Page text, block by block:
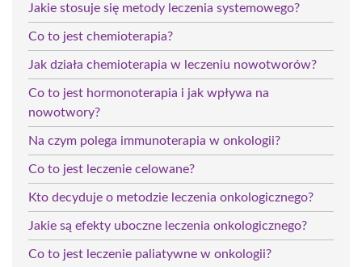
Jakie stosuje się metody leczenia systemowego?
Co to jest chemioterapia?
Jak działa chemioterapia w leczeniu nowotworów?
Co to jest hormonoterapia i jak wpływa na
nowotwory?
Na czym polega immunoterapia w onkologii?
Co to jest leczenie celowane?
Kto decyduje o metodzie leczenia onkologicznego?
Jakie są efekty uboczne leczenia onkologicznego?
Co to jest leczenie paliatywne w onkologii?